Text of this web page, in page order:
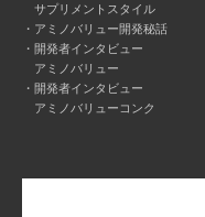
サプリメントスタイル
アミノバリュー開発秘話
開発者インタビュー
アミノバリュー
開発者インタビュー
アミノバリューコンク